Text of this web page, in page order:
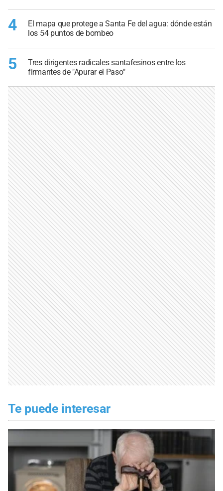
4
El mapa que protege a Santa Fe del agua: dónde están
los 54 puntos de bombeo
5
Tres dirigentes radicales santafesinos entre los
firmantes de "Apurar el Paso"
Te puede interesar